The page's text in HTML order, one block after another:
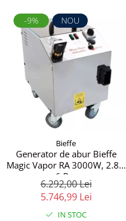
-9% NOU
Bieffe
Generator de abur Bieffe
Magic Vapor RA 3000W, 2.8L,
6 Bar
6.292,00 Lei
5.746,99 Lei
IN STOC